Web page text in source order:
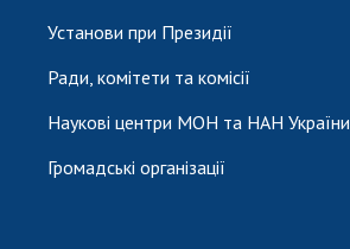
Установи при Президії
Ради, комітети та комісії
Наукові центри МОН та НАН України
Громадські організації